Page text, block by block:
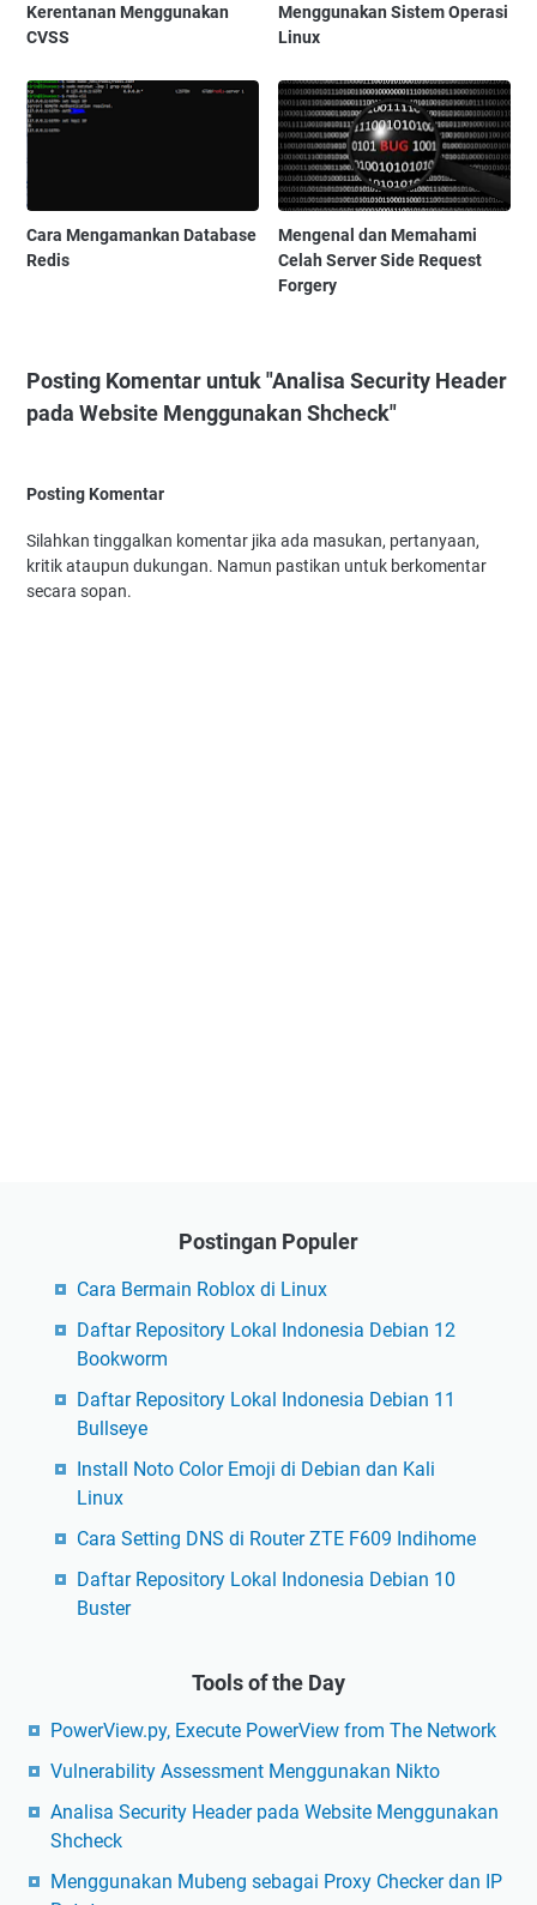
Kerentanan Menggunakan
CVSS
Menggunakan Sistem Operasi
Linux
Cara Mengamankan Database
Redis
Mengenal dan Memahami
Celah Server Side Request
Forgery
Posting Komentar untuk "Analisa Security Header
pada Website Menggunakan Shcheck"
Posting Komentar
Silahkan tinggalkan komentar jika ada masukan, pertanyaan,
kritik ataupun dukungan. Namun pastikan untuk berkomentar
secara sopan.
Postingan Populer
Cara Bermain Roblox di Linux
Daftar Repository Lokal Indonesia Debian 12
Bookworm
Daftar Repository Lokal Indonesia Debian 11
Bullseye
Install Noto Color Emoji di Debian dan Kali
Linux
Cara Setting DNS di Router ZTE F609 Indihome
Daftar Repository Lokal Indonesia Debian 10
Buster
Tools of the Day
PowerView.py, Execute PowerView from The Network
Vulnerability Assessment Menggunakan Nikto
Analisa Security Header pada Website Menggunakan
Shcheck
Menggunakan Mubeng sebagai Proxy Checker dan IP